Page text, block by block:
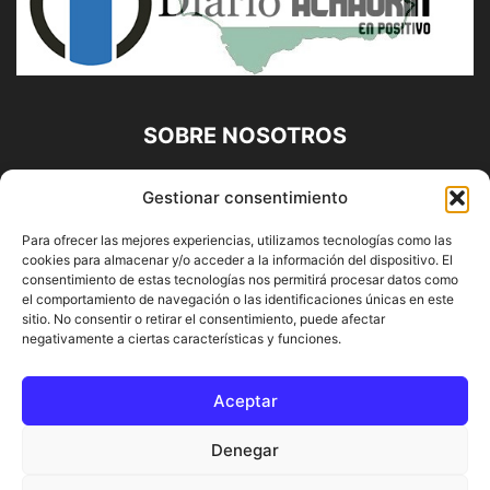
Gestionar consentimiento
Para ofrecer las mejores experiencias, utilizamos tecnologías como las
cookies para almacenar y/o acceder a la información del dispositivo. El
consentimiento de estas tecnologías nos permitirá procesar datos como
el comportamiento de navegación o las identificaciones únicas en este
sitio. No consentir o retirar el consentimiento, puede afectar
negativamente a ciertas características y funciones.
Aceptar
Denegar
SOBRE NOSOTROS
Diario Alhaurín (www.alhaurindelatorre.com) Propiedad de
Francisco E. López López | 639 95 71 95 | Noticias de
Alhaurín de la Torre, Málaga y Provincia|
Contáctanos:info@alhaurindelatorre.com
SÍGUENOS